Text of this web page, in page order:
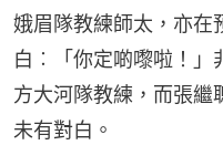
娥眉隊教練師太，亦在
白︰「你定啲嚟啦！」
方大河隊教練，而張繼
未有對白。